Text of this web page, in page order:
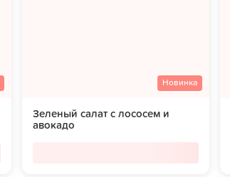
Новинка
Зеленый салат с лососем и
авокадо